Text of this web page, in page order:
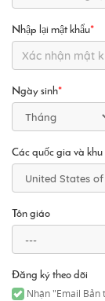
Nhập lại mật khẩu*
Ngày sinh*
Các quốc gia và khu
Tôn giáo
Đăng ký theo dõi
Nhận "Email Bản